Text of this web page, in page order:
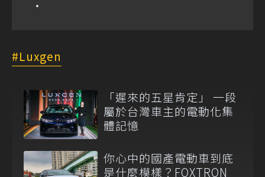
Luxgen
「遲來的五星肯定」 一段
屬於台灣車主的電動化集
體記憶
你心中的國產電動車到底
是什麼模樣？FOXTRON